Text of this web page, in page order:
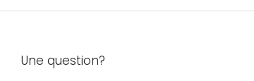
Une question?